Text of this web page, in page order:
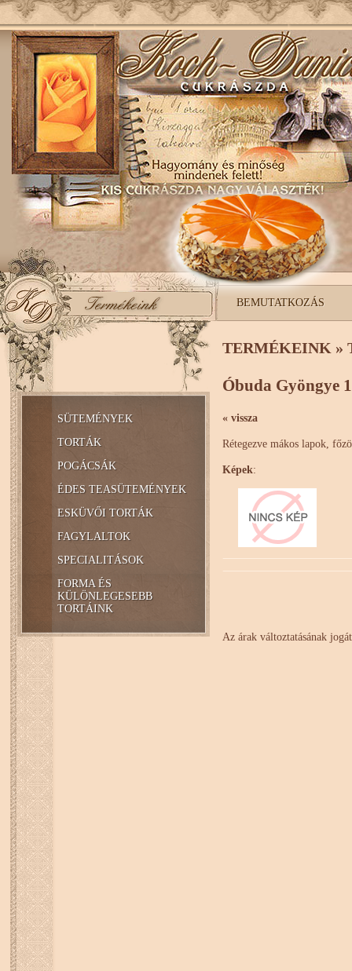
BEMUTATKOZÁS
SÜTEMÉNYEK
TORTÁK
POGÁCSÁK
ÉDES TEASÜTEMÉNYEK
ESKÜVŐI TORTÁK
FAGYLALTOK
SPECIALITÁSOK
FORMA ÉS
KÜLÖNLEGESEBB
TORTÁINK
TERMÉKEINK »
Óbuda Gyöngye
« vissza
Rétegezve mákos lapok,
Képek:
Az árak változtatásának